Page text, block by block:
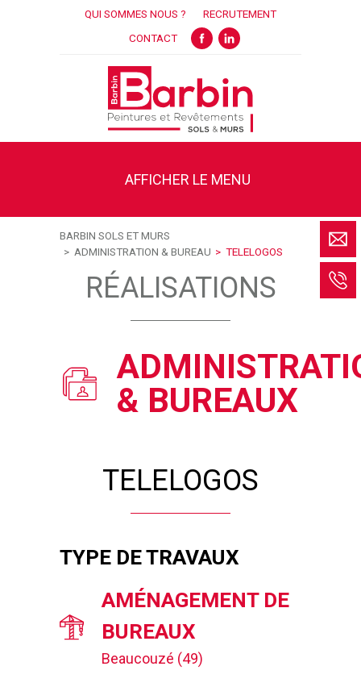
AFFICHER LE MENU
QUI SOMMES NOUS ?
RECRUTEMENT
CONTACT
BARBIN SOLS ET MURS
ADMINISTRATION & BUREAU
TELELOGOS
RÉALISATIONS
& BUREAUX
TELELOGOS
TYPE DE TRAVAUX
AMÉNAGEMENT DE
BUREAUX
Beaucouzé (49)